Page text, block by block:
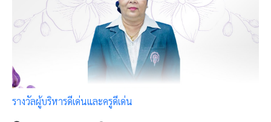
รางวัลผู้บริหารดีเด่นและครูดีเด่น